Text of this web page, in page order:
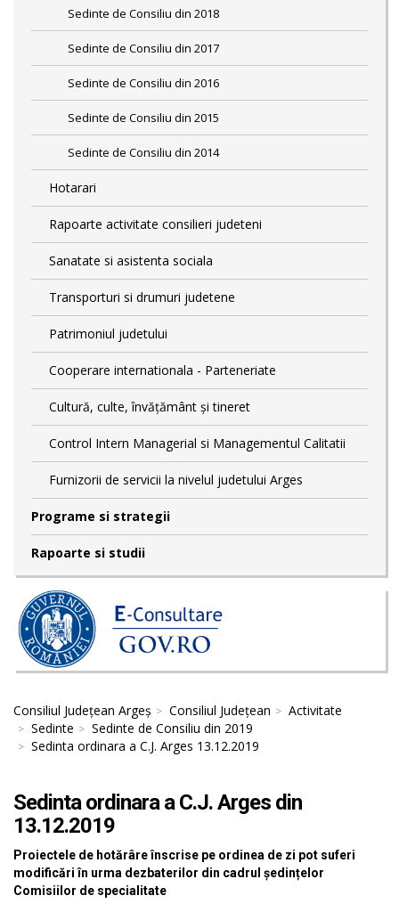
Sedinte de Consiliu din 2018
Sedinte de Consiliu din 2017
Sedinte de Consiliu din 2016
Sedinte de Consiliu din 2015
Sedinte de Consiliu din 2014
Hotarari
Rapoarte activitate consilieri judeteni
Sanatate si asistenta sociala
Transporturi si drumuri judetene
Patrimoniul judetului
Cooperare internationala - Parteneriate
Cultură, culte, învățământ și tineret
Control Intern Managerial si Managementul Calitatii
Furnizorii de servicii la nivelul judetului Arges
Programe si strategii
Rapoarte si studii
Consiliul Județean Argeș Consiliul Județean
Activitate
Sedinte
Sedinte de Consiliu din 2019
Sedinta ordinara a C.J. Arges 13.12.2019
Sedinta ordinara a C.J. Arges din
13.12.2019
Proiectele de hotărâre înscrise pe ordinea de zi pot suferi
modificări în urma dezbaterilor din cadrul ședințelor
Comisiilor de specialitate